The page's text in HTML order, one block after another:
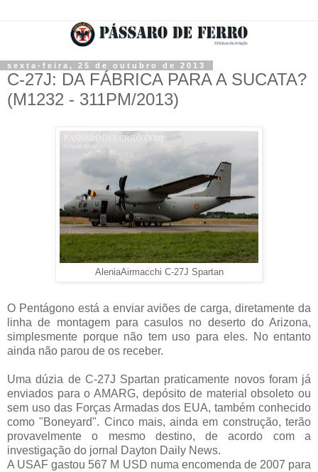
sexta-feira, 25 de outubro de 2013
C-27J: DA FÁBRICA PARA A SUCATA?
(M1232 - 311PM/2013)
AleniaAirmacchi C-27J Spartan
O Pentágono está a enviar aviões de carga, diretamente da
linha de montagem para casulos no deserto do Arizona,
simplesmente porque não tem uso para eles. No entanto
ainda não parou de os receber.
Uma dúzia de C-27J Spartan praticamente novos foram já
enviados para o AMARG, depósito de material obsoleto ou
sem uso das Forças Armadas dos EUA, também conhecido
como "Boneyard". Cinco mais, ainda em construção, terão
provavelmente o mesmo destino, de acordo com a
investigação do jornal Dayton Daily News.
A USAF gastou 567 M USD numa encomenda de 2007 para